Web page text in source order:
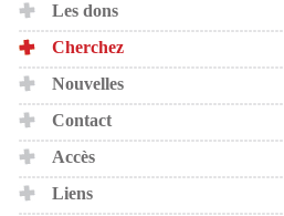
Les dons
Cherchez
Nouvelles
Contact
Accès
Liens